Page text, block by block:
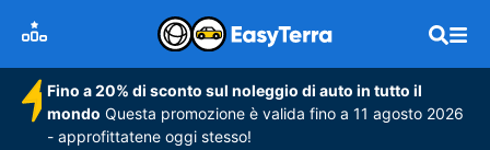
Fino a 20% di sconto sul noleggio di auto in tutto il
mondo Questa promozione è valida fino a 11 agosto 2026
- approfittatene oggi stesso!